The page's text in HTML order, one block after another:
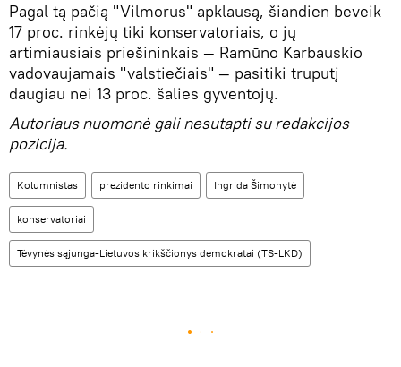
Pagal tą pačią "Vilmorus" apklausą, šiandien beveik
17 proc. rinkėjų tiki konservatoriais, o jų
artimiausiais priešininkais — Ramūno Karbauskio
vadovaujamais "valstiečiais" ― pasitiki truputį
daugiau nei 13 proc. šalies gyventojų.
Autoriaus nuomonė gali nesutapti su redakcijos
pozicija.
Kolumnistas prezidento rinkimai Ingrida Šimonytė
konservatoriai
Tėvynės sąjunga-Lietuvos krikščionys demokratai (TS-LKD)